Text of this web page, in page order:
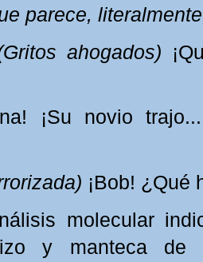
parece,
ahogados)
¡Su novio
¡Bob! ¿Qué
molecular
y manteca de